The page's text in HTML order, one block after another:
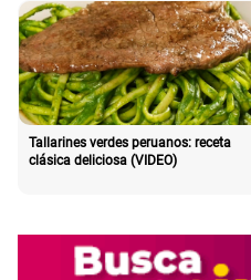
Tallarines verdes peruanos: receta
clásica deliciosa (VIDEO)